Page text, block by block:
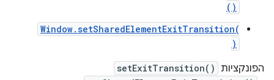
()
Window.setSharedElementExitTransition(
)
הפונקציות setExitTransition()